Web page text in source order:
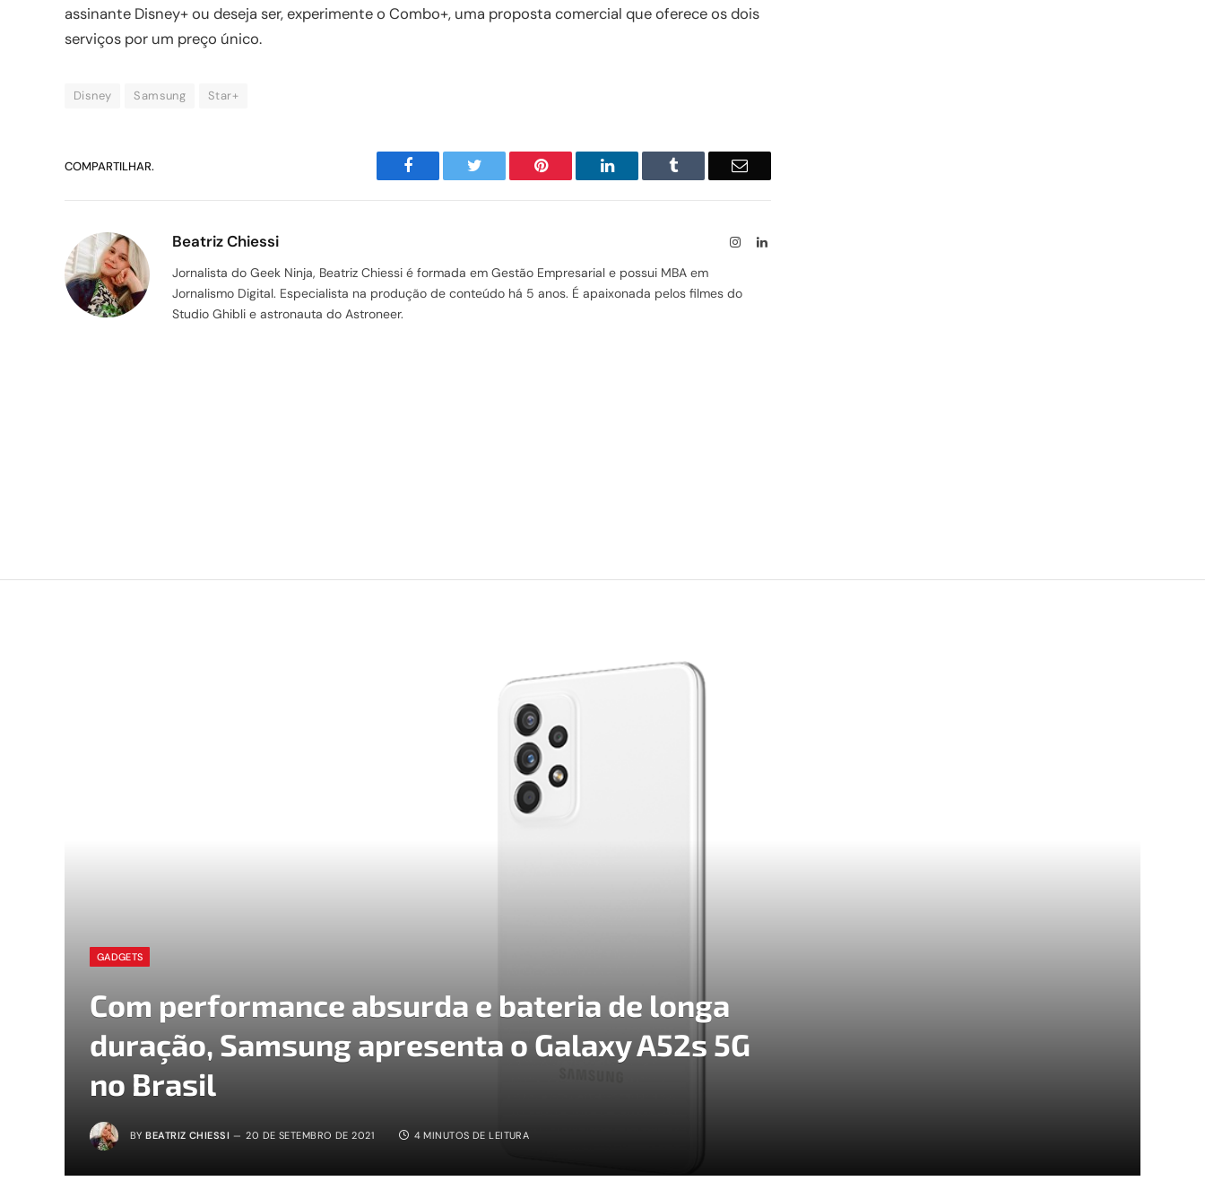
assinante Disney+ ou deseja ser, experimente o Combo+, uma proposta comercial que oferece os dois
serviços por um preço único.
Disney Samsung Star+
COMPARTILHAR. Facebook Twitter Pinterest LinkedIn Tumblr Email
Beatriz Chiessi InstagramLinkedIn
Jornalista do Geek Ninja, Beatriz Chiessi é formada em Gestão Empresarial e possui MBA em
Jornalismo Digital. Especialista na produção de conteúdo há 5 anos. É apaixonada pelos filmes do
Studio Ghibli e astronauta do Astroneer.
GADGETS
Com performance absurda e bateria de longa
duração, Samsung apresenta o Galaxy A52s 5G
no Brasil
BY BEATRIZ CHIESSI 20 DE SETEMBRO DE 2021 4 MINUTOS DE LEITURA